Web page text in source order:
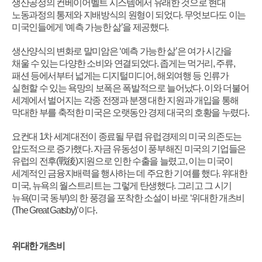
생산공정의 컨베이어벨트 시스템에서 유래한 것으로 현대
노동과정의 통제와 지배방식의 원형이 되었다. 무엇보다도 이는
미국인들에게 ‘예측 가능한 삶’을 제공했다.
생산양식의 변화로 말미암은‘예측 가능한 삶’은 여가 시간을
채울 수 있는 다양한 소비와 연결되었다.좁게는 먹거리 ,주류,
패션 등에서부터 넓게는 디지털미디어,해외여행 등 인류가
실현할 수 있는 욕망의 보폭은 폭발적으로 늘어났다.이와 더불어
세계에서 벌어지는 각종 전쟁과 분쟁 대한 지원과 개입을 통해
막대한 부를 축적한 미국은 오랫동안 경제 대국의 호황을 누렸다.
요컨대 1차 세계대전이 종료될 무렵 유럽경제의 미국 의존도는
압도적으로 증가했다.자금 유동성이 풍부해진 미국의 기업들은
유럽의 전후(戰後)지원으로 인한 수출을 늘렸고,이는 미국이
세계적인 금융지배력을 행사하는 데 주요한 기여를 했다. 위대한
미국, 뉴욕의 월스트리트는 그렇게 탄생했다. 그리고 그 시기
뉴욕(미국 동부)의 한 풍경을 포착한 소설이 바로 ‘위대한 개츠비
(The Great Gatsby)’이다.
위대한 개츠비